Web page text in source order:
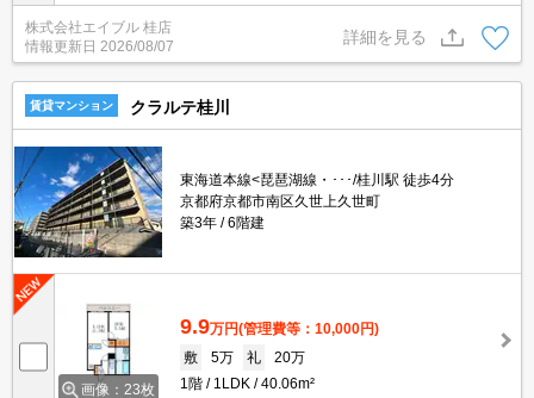
す。
株式会社エイブル 桂店
情報更新日 2026/08/07
詳細を見る
賃貸マンション クラルテ桂川
東海道本線<琵琶湖線・･･･/桂川駅 徒歩4分
京都府京都市南区久世上久世町
築3年
6階建
画像：23枚
9.9万円(管理費等：10,000円)
敷
5万 礼
20万
1階
1LDK 40.06m²